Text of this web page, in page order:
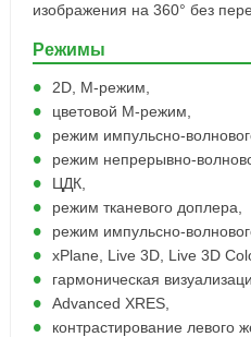
изображения на 360° без
Режимы
2D, M-режим,
цветовой M-режим,
режим импульсно-
режим непрерывно-
ЦДК,
режим тканевого доплера,
режим импульсно-
xPlane, Live 3D, Live 3D
гармоническая
Advanced XRES,
контрастирование левого